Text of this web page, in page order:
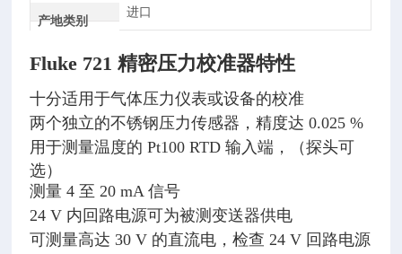
产地类别
进口
Fluke 721 精密压力校准器特性
十分适用于气体压力仪表或设备的校准
两个独立的不锈钢压力传感器，精度达 0.025 %
用于测量温度的 Pt100 RTD 输入端，（探头可
选）
测量 4 至 20 mA 信号
24 V 内回路电源可为被测变送器供电
可测量高达 30 V 的直流电，检查 24 V 回路电源